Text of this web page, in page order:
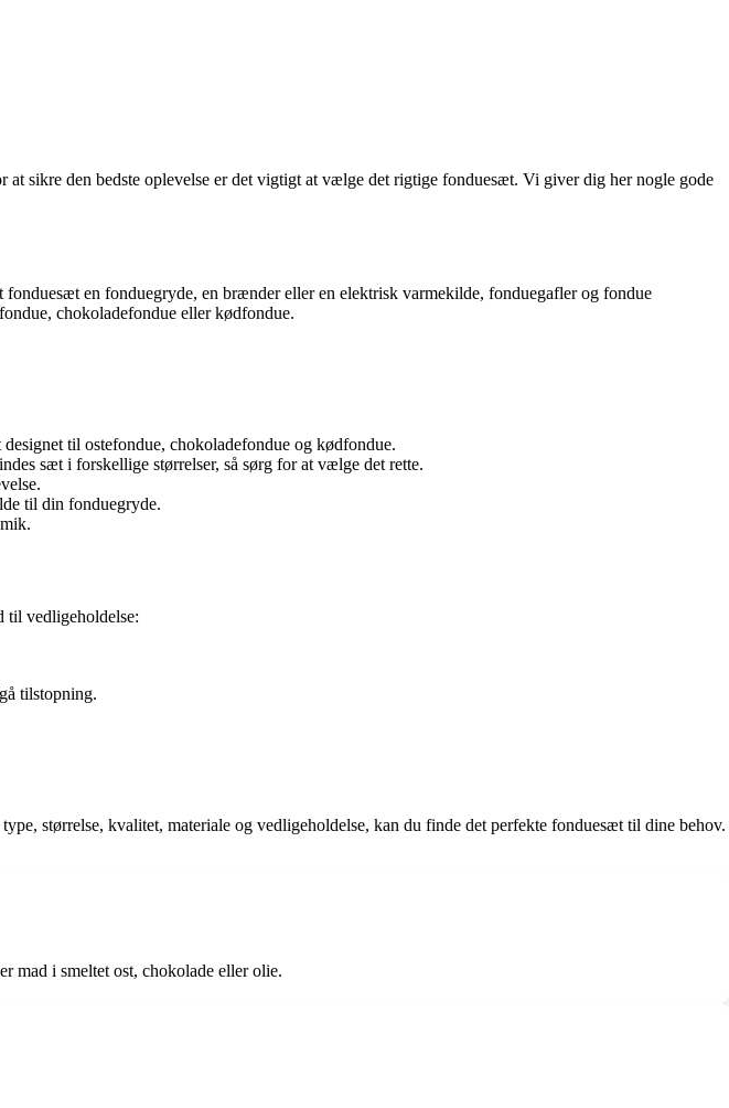
sikre den bedste oplevelse er det vigtigt at vælge det rigtige fonduesæt. Vi giver dig her nogle gode
en fonduegryde, en brænder eller en elektrisk varmekilde, fonduegafler og fondue
chokoladefondue eller kødfondue.
til ostefondue, chokoladefondue og kødfondue.
sæt i forskellige størrelser, så sørg for at vælge det rette.
til din fonduegryde.
til vedligeholdelse:
tilstopning.
størrelse, kvalitet, materiale og vedligeholdelse, kan du finde det perfekte fonduesæt til dine behov.
mad i smeltet ost, chokolade eller olie.